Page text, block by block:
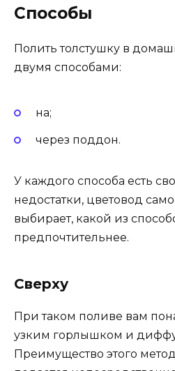
Способы
Полить толстушку в
двумя способами:
на;
через поддон.
У каждого способа есть
недостатки, цветовод
выбирает, какой из
предпочтительнее.
Сверху
При таком поливе вам
узким горлышком и
Преимущество этого